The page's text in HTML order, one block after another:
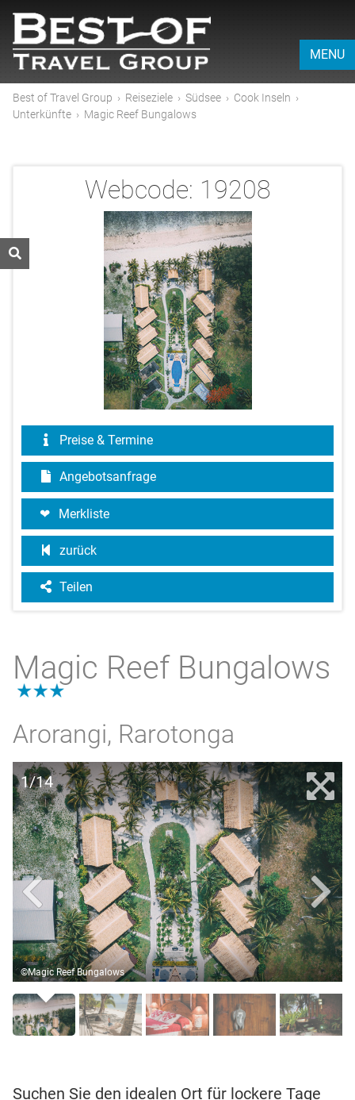
MENU
Best of Travel Group › Reiseziele › Südsee › Cook Inseln ›
Unterkünfte › Magic Reef Bungalows
Webcode: 19208
Preise & Termine
Angebotsanfrage
Merkliste
zurück
Teilen
Magic Reef Bungalows
3.0
Arorangi, Rarotonga
1/14
©Magic Reef Bungalows
Suchen Sie den idealen Ort für lockere Tage